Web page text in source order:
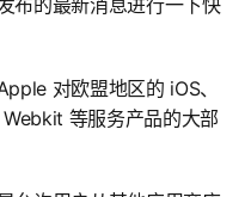
布的最新消息进行一下快
对欧盟地区的 iOS、
等服务产品的大部